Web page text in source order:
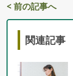
< 前の記事へ
関連記事